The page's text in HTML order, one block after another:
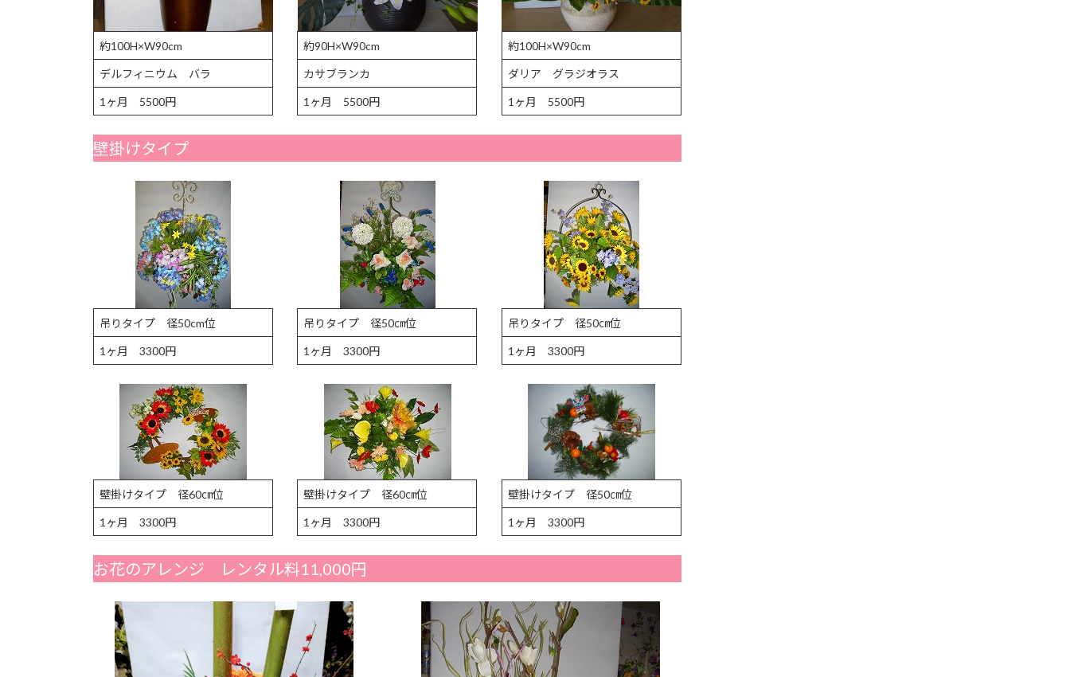
約100H×W90cm
デルフィニウム バラ
1ヶ月 5500円
約90H×W90cm
カサブランカ
1ヶ月 5500円
約100H×W90cm
ダリア グラジオラス
1ヶ月 5500円
壁掛けタイプ
吊りタイプ 径50cm位
1ヶ月 3300円
吊りタイプ 径50㎝位
1ヶ月 3300円
吊りタイプ 径50㎝位
1ヶ月 3300円
壁掛けタイプ 径60㎝位
1ヶ月 3300円
壁掛けタイプ 径60㎝位
1ヶ月 3300円
壁掛けタイプ 径50㎝位
1ヶ月 3300円
お花のアレンジ レンタル料11,000円